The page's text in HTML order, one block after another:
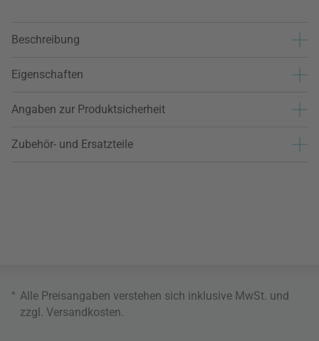
Beschreibung
Eigenschaften
Angaben zur Produktsicherheit
Zubehör- und Ersatzteile
* Alle Preisangaben verstehen sich inklusive MwSt. und
zzgl. Versandkosten